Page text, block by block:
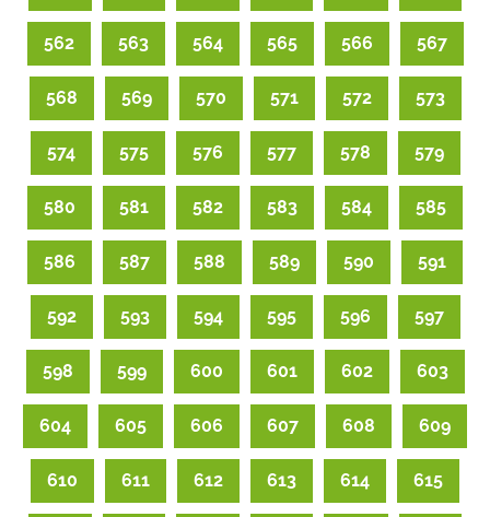
562 563 564 565 566 567
568 569 570 571 572 573
574 575 576 577 578 579
580 581 582 583 584 585
586 587 588 589 590 591
592 593 594 595 596 597
598 599 600 601 602 603
604 605 606 607 608 609
610 611 612 613 614 615